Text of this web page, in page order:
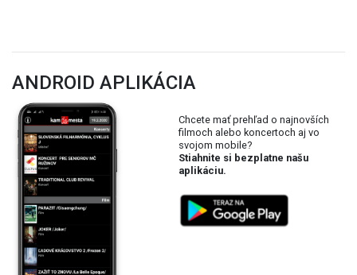
ANDROID APLIKÁCIA
Chcete mať prehľad o najnovších
filmoch alebo koncertoch aj vo
svojom mobile?
Stiahnite si bezplatne našu
aplikáciu.